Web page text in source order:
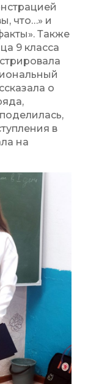
что…» и
Также
9 класса
о
в
на